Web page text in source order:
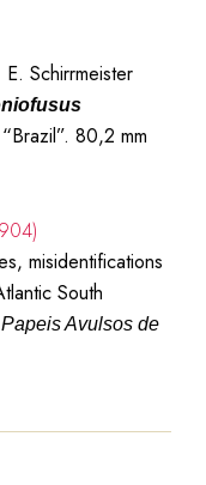
Schirrmeister
“Brazil”. 80,2 mm
misidentifications
South
Papeis Avulsos de